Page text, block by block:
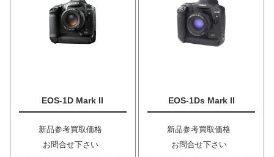
EOS-1D Mark II
新品参考買取価格
お問合せ下さい
EOS-1Ds Mark II
新品参考買取価格
お問合せ下さい